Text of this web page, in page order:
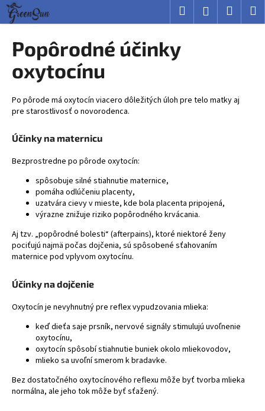
Prejsť
obsah
Hľadať Prihlásenie
Popôrodné účinky
oxytocínu
Po pôrode má oxytocín viacero dôležitých úloh pre telo matky aj
pre starostlivosť o novorodenca.
Účinky na maternicu
Bezprostredne po pôrode oxytocín:
spôsobuje silné stiahnutie maternice,
pomáha odlúčeniu placenty,
uzatvára cievy v mieste, kde bola placenta pripojená,
výrazne znižuje riziko popôrodného krvácania.
Aj tzv. „popôrodné bolesti“ (afterpains), ktoré niektoré ženy
pociťujú najmä počas dojčenia, sú spôsobené sťahovaním
maternice pod vplyvom oxytocínu.
Účinky na dojčenie
Oxytocín je nevyhnutný pre reflex vypudzovania mlieka:
keď dieťa saje prsník, nervové signály stimulujú uvoľnenie
oxytocínu,
oxytocín spôsobí stiahnutie buniek okolo mliekovodov,
mlieko sa uvoľní smerom k bradavke.
Bez dostatočného oxytocínového reflexu môže byť tvorba mlieka
normálna, ale jeho tok môže byť sťažený.
K
o
Č
o
p
o
r
e
t
e
á
s